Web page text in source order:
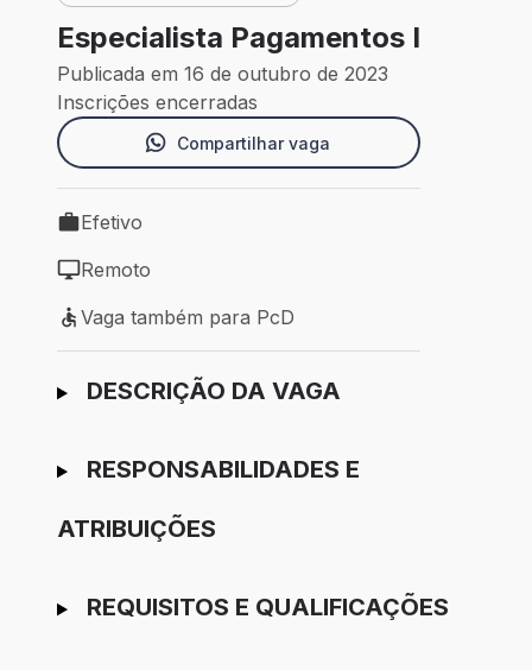
Especialista Pagamentos I
Publicada em 16 de outubro de 2023
Inscrições encerradas
Compartilhar vaga
Tipo de vaga: Efetivo
Efetivo
Modelo de trabalho: Remoto
Remoto
Vaga também para PcD
Vaga também para PcD
Ir para candidatura
DESCRIÇÃO DA VAGA
RESPONSABILIDADES E
ATRIBUIÇÕES
REQUISITOS E QUALIFICAÇÕES